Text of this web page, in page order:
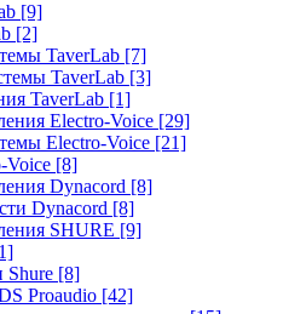
[9]
[2]
TaverLab [7]
TaverLab [3]
TaverLab [1]
Electro-Voice [29]
Electro-Voice [21]
Voice [8]
Dynacord [8]
Dynacord [8]
SHURE [9]
Shure [8]
Proaudio [42]